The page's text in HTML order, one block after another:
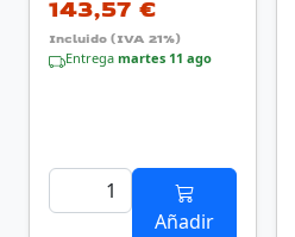
143,57 €
Incluido (IVA 21%)
Entrega martes 11 ago
Añadir